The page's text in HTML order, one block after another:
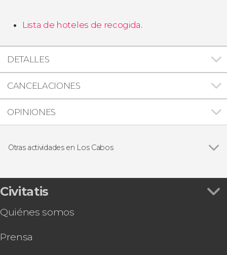
Lista de hoteles de recogida.
DETALLES
CANCELACIONES
OPINIONES
Otras actividades en Los Cabos
Skybike en la playa Migriño + Cata de tequila
Kayak y snorkel en Los Cabos
Tour en quad por Los Cabos
Entrada a Canyon’s Kingdom Experience y Aqua
Civitatis
Quiénes somos
Prensa